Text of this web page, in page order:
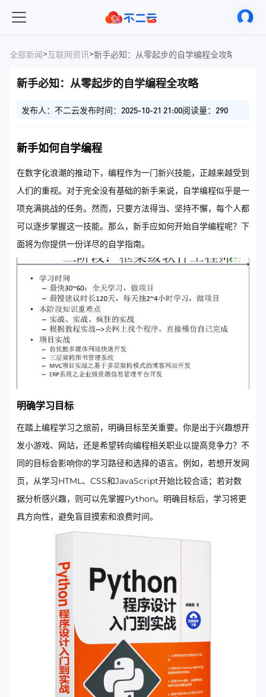
全部新闻>互联网资讯>新手必知：从零起步的自学编程全攻略
新手必知：从零起步的自学编程全攻略
发布人：不二云发布时间：2025-10-21 21:00阅读量：290
新手如何自学编程
在数字化浪潮的推动下，编程作为一门新兴技能，正越来越受到
人们的重视。对于完全没有基础的新手来说，自学编程似乎是一
项充满挑战的任务。然而，只要方法得当、坚持不懈，每个人都
可以逐步掌握这一技能。那么，新手应如何开始自学编程呢？下
面将为你提供一份详尽的自学指南。
明确学习目标
在踏上编程学习之旅前，明确目标至关重要。你是出于兴趣想开
发小游戏、网站，还是希望转向编程相关职业以提高竞争力？不
同的目标会影响你的学习路径和选择的语言。例如，若想开发网
页，从学习HTML、CSS和JavaScript开始比较合适；若对数
据分析感兴趣，则可以先掌握Python。明确目标后，学习将更
具方向性，避免盲目摸索和浪费时间。